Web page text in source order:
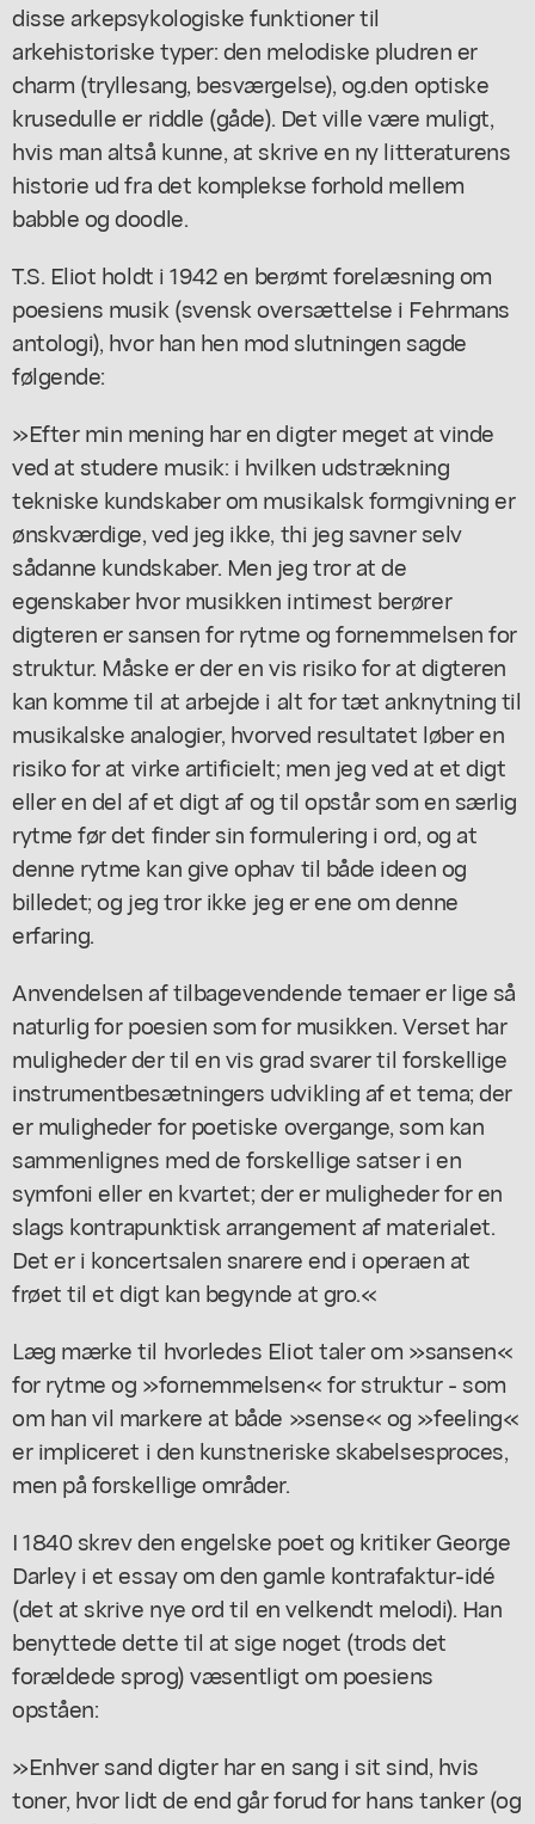
disse arkepsykologiske funktioner til
arkehistoriske typer: den melodiske pludren er
charm (tryllesang, besværgelse), og.den optiske
krusedulle er riddle (gåde). Det ville være muligt,
hvis man altså kunne, at skrive en ny litteraturens
historie ud fra det komplekse forhold mellem
babble og doodle.
T.S. Eliot holdt i 1942 en berømt forelæsning om
poesiens musik (svensk oversættelse i Fehrmans
antologi), hvor han hen mod slutningen sagde
følgende:
»Efter min mening har en digter meget at vinde
ved at studere musik: i hvilken udstrækning
tekniske kundskaber om musikalsk formgivning er
ønskværdige, ved jeg ikke, thi jeg savner selv
sådanne kundskaber. Men jeg tror at de
egenskaber hvor musikken intimest berører
digteren er sansen for rytme og fornemmelsen for
struktur. Måske er der en vis risiko for at digteren
kan komme til at arbejde i alt for tæt anknytning til
musikalske analogier, hvorved resultatet løber en
risiko for at virke artificielt; men jeg ved at et digt
eller en del af et digt af og til opstår som en særlig
rytme før det finder sin formulering i ord, og at
denne rytme kan give ophav til både ideen og
billedet; og jeg tror ikke jeg er ene om denne
erfaring.
Anvendelsen af tilbagevendende temaer er lige så
naturlig for poesien som for musikken. Verset har
muligheder der til en vis grad svarer til forskellige
instrumentbesætningers udvikling af et tema; der
er muligheder for poetiske overgange, som kan
sammenlignes med de forskellige satser i en
symfoni eller en kvartet; der er muligheder for en
slags kontrapunktisk arrangement af materialet.
Det er i koncertsalen snarere end i operaen at
frøet til et digt kan begynde at gro.«
Læg mærke til hvorledes Eliot taler om »sansen«
for rytme og »fornemmelsen« for struktur - som
om han vil markere at både »sense« og »feeling«
er impliceret i den kunstneriske skabelsesproces,
men på forskellige områder.
I 1840 skrev den engelske poet og kritiker George
Darley i et essay om den gamle kontrafaktur-idé
(det at skrive nye ord til en velkendt melodi). Han
benyttede dette til at sige noget (trods det
forældede sprog) væsentligt om poesiens
opståen:
»Enhver sand digter har en sang i sit sind, hvis
toner, hvor lidt de end går forud for hans tanker (og